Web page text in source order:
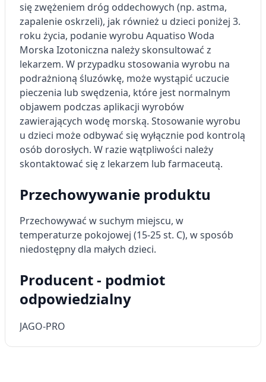
się zwężeniem dróg oddechowych (np. astma,
zapalenie oskrzeli), jak również u dzieci poniżej 3.
roku życia, podanie wyrobu Aquatiso Woda
Morska Izotoniczna należy skonsultować z
lekarzem. W przypadku stosowania wyrobu na
podrażnioną śluzówkę, może wystąpić uczucie
pieczenia lub swędzenia, które jest normalnym
objawem podczas aplikacji wyrobów
zawierających wodę morską. Stosowanie wyrobu
u dzieci może odbywać się wyłącznie pod kontrolą
osób dorosłych. W razie wątpliwości należy
skontaktować się z lekarzem lub farmaceutą.
Przechowywanie produktu
Przechowywać w suchym miejscu, w
temperaturze pokojowej (15-25 st. C), w sposób
niedostępny dla małych dzieci.
Producent - podmiot
odpowiedzialny
JAGO-PRO